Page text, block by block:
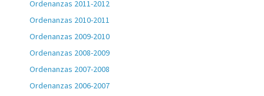
Ordenanzas 2011-2012
Ordenanzas 2010-2011
Ordenanzas 2009-2010
Ordenanzas 2008-2009
Ordenanzas 2007-2008
Ordenanzas 2006-2007